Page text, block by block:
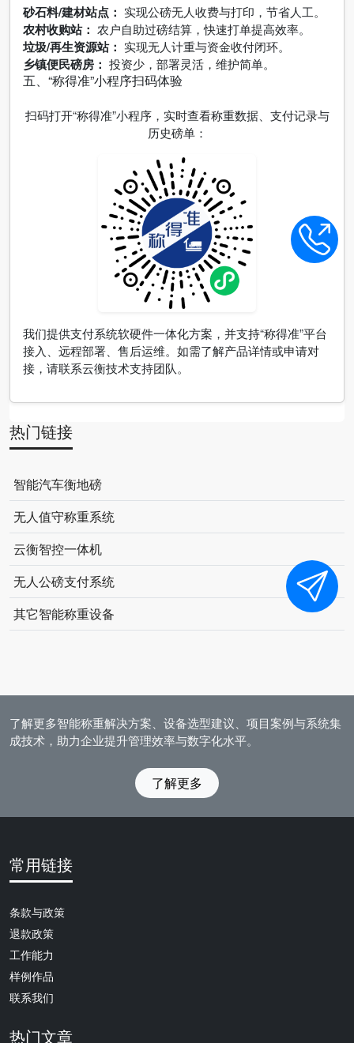
砂石料/建材站点： 实现公磅无人收费与打印，节省人工。
农村收购站： 农户自助过磅结算，快速打单提高效率。
垃圾/再生资源站： 实现无人计重与资金收付闭环。
乡镇便民磅房： 投资少，部署灵活，维护简单。
五、“称得准”小程序扫码体验
扫码打开“称得准”小程序，实时查看称重数据、支付记录与
历史磅单：
我们提供支付系统软硬件一体化方案，并支持“称得准”平台
接入、远程部署、售后运维。如需了解产品详情或申请对
接，请联系云衡技术支持团队。
热门链接
智能汽车衡地磅
无人值守称重系统
云衡智控一体机
无人公磅支付系统
其它智能称重设备
了解更多智能称重解决方案、设备选型建议、项目案例与系统集
成技术，助力企业提升管理效率与数字化水平。
了解更多
常用链接
条款与政策
退款政策
工作能力
样例作品
联系我们
热门文章